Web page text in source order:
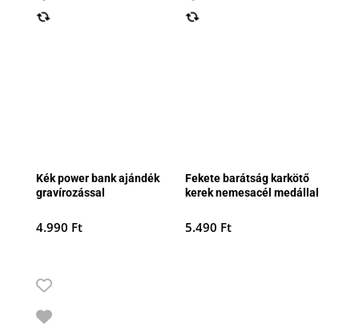
Kék power bank ajándék
gravírozással
4.990 Ft
Fekete barátság karkötő
kerek nemesacél medállal
5.490 Ft